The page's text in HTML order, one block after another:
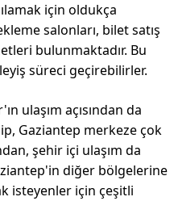
için oldukça
salonları, bilet satış
bulunmaktadır. Bu
süreci geçirebilirler.
ulaşım açısından da
Gaziantep merkeze çok
şehir içi ulaşım da
diğer bölgelerine
isteyenler için çeşitli